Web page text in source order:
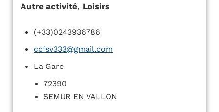
Autre activité, Loisirs
(+33)0243936786
ccfsv333@gmail.com
La Gare
72390
SEMUR EN VALLON